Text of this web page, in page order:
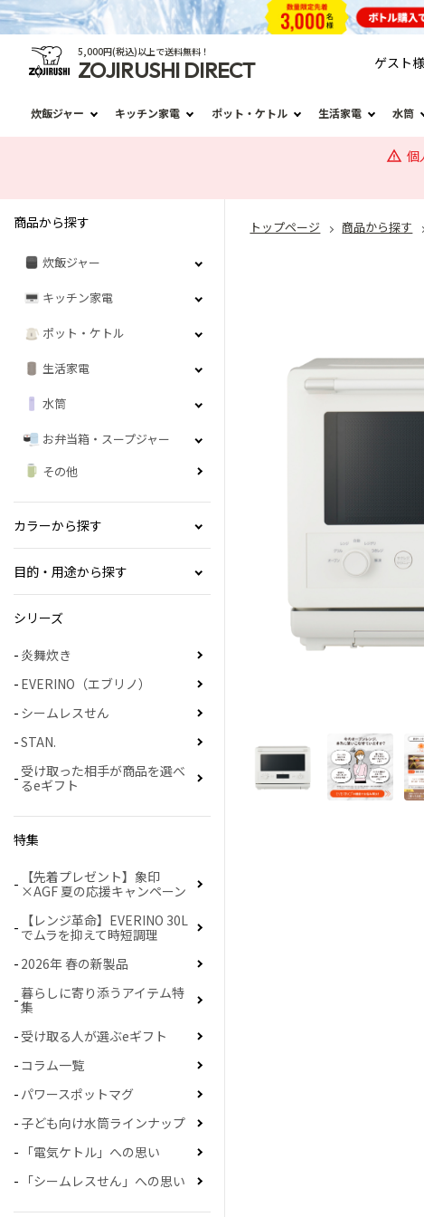
5,000円(税込)以上で送料無料！
ZOJIRUSHI DIRECT ゲスト様
炊飯ジャー キッチン家電 ポット・ケトル 生活家電 水筒
個
トップページ 商品から探す
商品から探す
炊飯ジャー
キッチン家電
ポット・ケトル
生活家電
水筒
お弁当箱・スープジャー
その他
カラーから探す
目的・用途から探す
シリーズ
炎舞炊き
EVERINO（エブリノ）
シームレスせん
STAN.
受け取った相手が商品を選べ
るeギフト
特集
【先着プレゼント】象印
×AGF 夏の応援キャンペーン
【レンジ革命】EVERINO 30L
でムラを抑えて時短調理
2026年 春の新製品
暮らしに寄り添うアイテム特
集
受け取る人が選ぶeギフト
コラム一覧
パワースポットマグ
子ども向け水筒ラインナップ
「電気ケトル」への思い
「シームレスせん」への思い